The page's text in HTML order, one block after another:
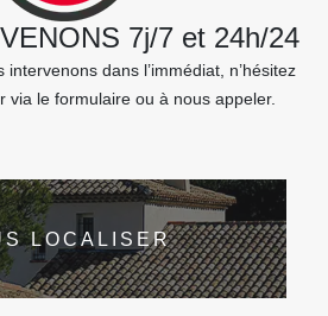
7j/7 et 24h/24
intervenons dans l’immédiat, n’hésitez
via le formulaire ou à nous appeler.
LOCALISER